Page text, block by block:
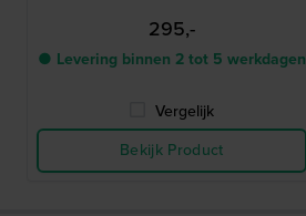
295,-
● Levering binnen 2 tot 5 werkdagen
Vergelijk
Bekijk Product